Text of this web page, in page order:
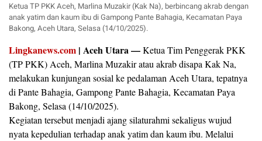
Ketua TP PKK Aceh, Marlina Muzakir (Kak Na), berbincang akrab dengan
anak yatim dan kaum ibu di Gampong Pante Bahagia, Kecamatan Paya
Bakong, Aceh Utara, Selasa (14/10/2025).
Lingkanews.com | Aceh Utara —Ketua Tim Penggerak PKK
(TP PKK) Aceh, Marlina Muzakir atau akrab disapa Kak Na,
melakukan kunjungan sosial ke pedalaman Aceh Utara, tepatnya
di Pante Bahagia, Gampong Pante Bahagia, Kecamatan Paya
Bakong, Selasa (14/10/2025).
Kegiatan tersebut menjadi ajang silaturahmi sekaligus wujud
nyata kepedulian terhadap anak yatim dan kaum ibu. Melalui